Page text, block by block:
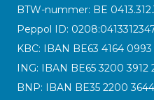
BTW-nummer: BE
Peppol ID:
KBC: IBAN BE63 4164
ING: IBAN BE65 3200 3912
BNP: IBAN BE35 2200